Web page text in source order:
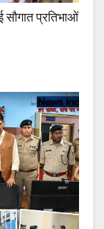
सौगात प्रतिभाओं